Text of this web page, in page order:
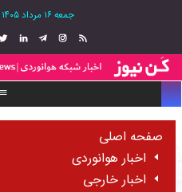
جمعه ۱۶ مرداد ۱۴۰۵
صفحه اصلی
اخبار هوانوردی
اخبار خارجی